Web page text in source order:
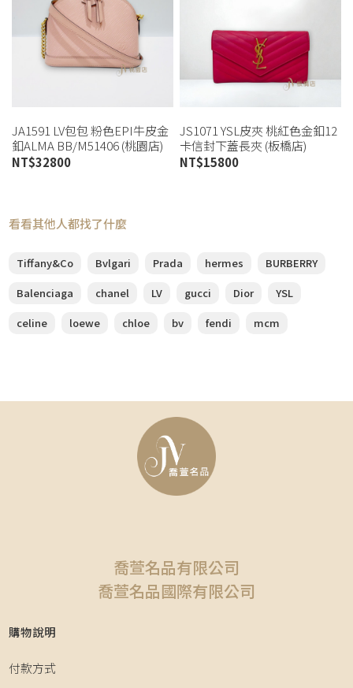
JA1591 LV包包 粉色EPI牛皮金
釦ALMA BB/M51406 (桃園店)
NT$32800
JS1071 YSL皮夾 桃紅色金釦12
卡信封下蓋長夾 (板橋店)
NT$15800
看看其他人都找了什麼
Tiffany&Co Bvlgari Prada hermes
BURBERRY
Balenciaga
chanel LV gucci Dior
YSL
celine
loewe chloe bv fendi mcm
喬萱名品有限公司
喬萱名品國際有限公司
購物說明
付款方式